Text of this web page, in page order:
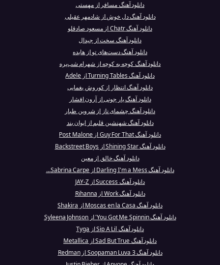
دانلود آهنگ مسافر از مهستی
دانلود آهنگ دل خوش از شادمهر عقیلی
دانلود آهنگ Chatr از مسعود صادقلو
دانلود آهنگ سخت از جیدال
دانلود آهنگ دست‌های تو از هایده
دانلود آهنگ کوچه به کوچه از شهرام شب‌پره
دانلود آهنگ Turning Tables از Adele
دانلود آهنگ انتظار از کوروش یغمایی
دانلود آهنگ یار جونی از آرون افشار
دانلود آهنگ چشمای ناز از شروین طبار
دانلود آهنگ شهنشین قلبم از ایوان بند
دانلود آهنگ Guy For That از Post Malone
دانلود آهنگ Shining Star از Backstreet Boys
دانلود آهنگ خالق از معین
دانلود آهنگ Darling I'm a Mess از Sabrina Carpe...
دانلود آهنگ Success از JAY-Z
دانلود آهنگ Work از Rihanna
دانلود آهنگ Moscas en la Casa از Shakira
دانلود آهنگ You Got Me Spinnin' از Syleena Johnson
دانلود آهنگ Sip A Lil از Tyga
دانلود آهنگ Sad But True از Metallica
دانلود آهنگ Soopaman Luva 3 از Redman